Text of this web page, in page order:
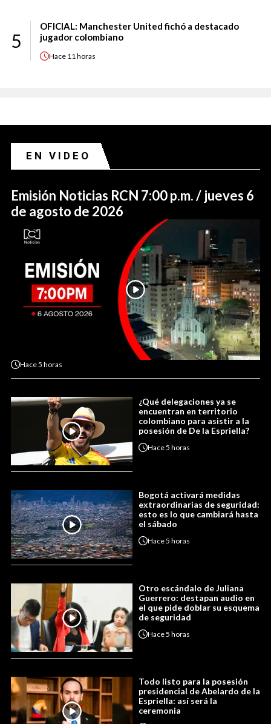
5
OFICIAL: Manchester United fichó a destacado
jugador colombiano
Hace 11 horas
EN VIDEO
Emisión Noticias RCN 7:00 p.m. / jueves 6
de agosto de 2026
Hace5 horas
¿Qué delegaciones ya se
encuentran en territorio
colombiano para asistir a la
posesión de De la Espriella?
Hace5 horas
Bogotá activará medidas
extraordinarias de seguridad:
esto es lo que cambiará hasta
el sábado
Hace5 horas
Otro escándalo de Juliana
Guerrero: destapan audio en
el que pide doblar su esquema
de seguridad
Hace5 horas
Todo listo para la posesión
presidencial de Abelardo de la
Espriella: así será la
ceremonia